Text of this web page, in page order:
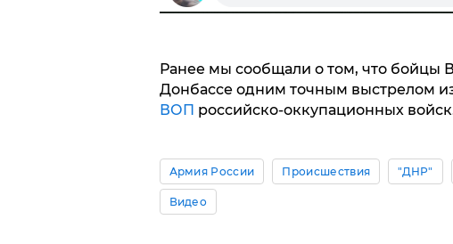
Ранее мы сообщали о том, что бойцы
Донбассе одним точным выстрелом
ВОП российско-оккупационных
Армия России Происшествия "ДНР"
Видео